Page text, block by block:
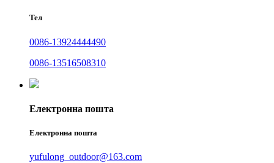
Тел
0086-13924444490
0086-13516508310
Електронна пошта
Електронна пошта
yufulong_outdoor@163.com